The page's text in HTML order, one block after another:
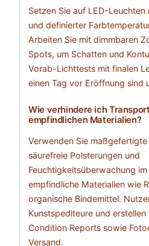
Setzen Sie auf LED-Leuchten
und definierter
Arbeiten Sie mit dimmbaren
Spots, um Schatten und
Vorab-Lichttests mit finalen
einen Tag vor Eröffnung sind
Wie verhindere ich
empfindlichen Materialien?
Verwenden Sie
säurefreie Polsterungen und
Feuchtigkeitsüberwachung
empfindliche Materialien wie
organische Bindemittel.
Kunstspediteure und erstellen
Condition Reports sowie
Versand.